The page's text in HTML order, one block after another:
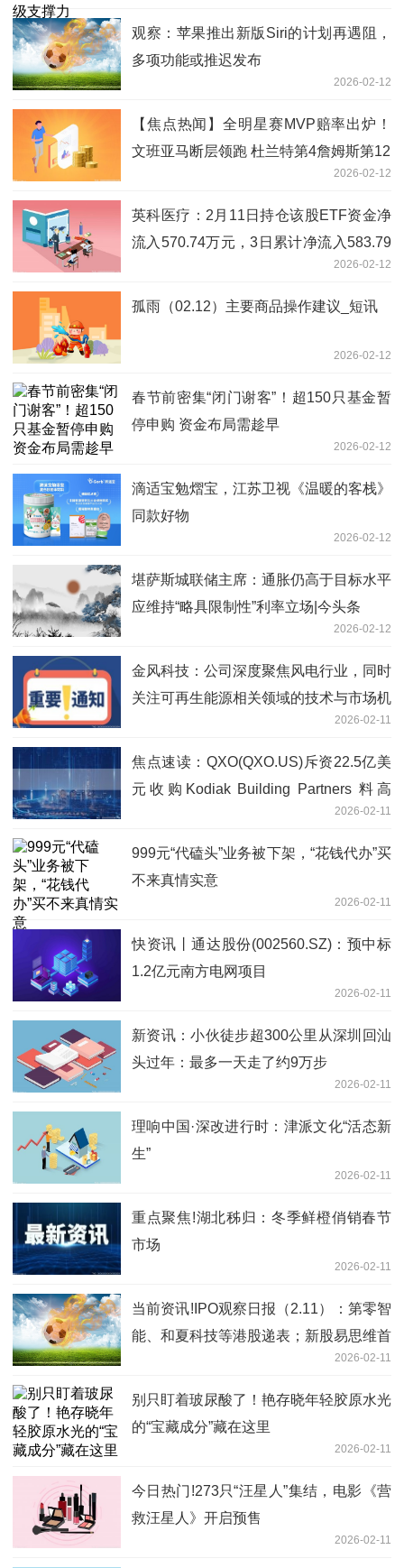
观察：苹果推出新版Siri的计划再遇阻，
多项功能或推迟发布
2026-02-12
【焦点热闻】全明星赛MVP赔率出炉！
文班亚马断层领跑 杜兰特第4詹姆斯第12
2026-02-12
英科医疗：2月11日持仓该股ETF资金净
流入570.74万元，3日累计净流入583.79
2026-02-12
孤雨（02.12）主要商品操作建议_短讯
2026-02-12
春节前密集“闭门谢客”！超150只基金暂
停申购 资金布局需趁早
2026-02-12
滴适宝勉熠宝，江苏卫视《温暖的客栈》
同款好物
2026-02-12
堪萨斯城联储主席：通胀仍高于目标水平
应维持“略具限制性”利率立场|今头条
2026-02-12
金风科技：公司深度聚焦风电行业，同时
关注可再生能源相关领域的技术与市场机
2026-02-11
焦点速读：QXO(QXO.US)斥资22.5亿美
元收购Kodiak Building Partners 料高
2026-02-11
999元“代磕头”业务被下架，“花钱代办”买
不来真情实意
2026-02-11
快资讯丨通达股份(002560.SZ)：预中标
1.2亿元南方电网项目
2026-02-11
新资讯：小伙徒步超300公里从深圳回汕
头过年：最多一天走了约9万步
2026-02-11
理响中国·深改进行时：津派文化“活态新
生”
2026-02-11
重点聚焦!湖北秭归：冬季鲜橙俏销春节
市场
2026-02-11
当前资讯!IPO观察日报（2.11）：第零智
能、和夏科技等港股递表；新股易思维首
日涨58.93%，先导智能港股险破发2026-02-11
别只盯着玻尿酸了！艳存晓年轻胶原水光
的“宝藏成分”藏在这里
2026-02-11
今日热门!273只“汪星人”集结，电影《营
救汪星人》开启预售
2026-02-11